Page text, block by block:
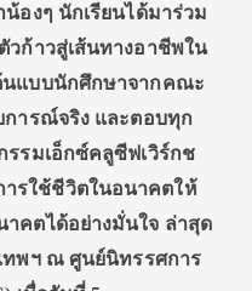
องๆ นักเรียนได้มาร่วม
วก้าวสู่เส้นทางอาชีพใน
แบบนักศึกษาจากคณะ
การณ์จริง และตอบทุก
รรมเอ็กซ์คลูซีฟเวิร์กช
รใช้ชีวิตในอนาคตให้
คตได้อย่างมั่นใจ ล่าสุด
ทพฯ ณ ศูนย์นิทรรศการ